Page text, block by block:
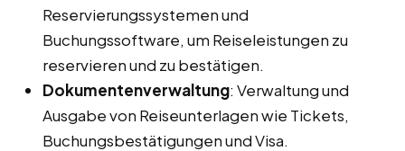
Reservierungssystemen und
Buchungssoftware, um Reiseleistungen zu
reservieren und zu bestätigen.
Dokumentenverwaltung: Verwaltung und
Ausgabe von Reiseunterlagen wie Tickets,
Buchungsbestätigungen und Visa.